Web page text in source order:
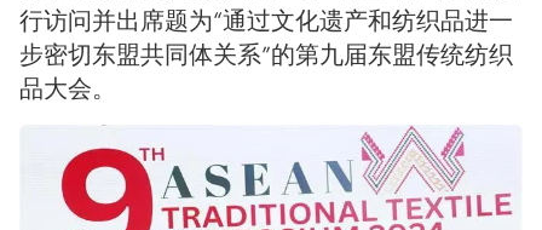
行访问并出席题为“通过文化遗产和纺织品进一
步密切东盟共同体关系”的第九届东盟传统纺织
品大会。